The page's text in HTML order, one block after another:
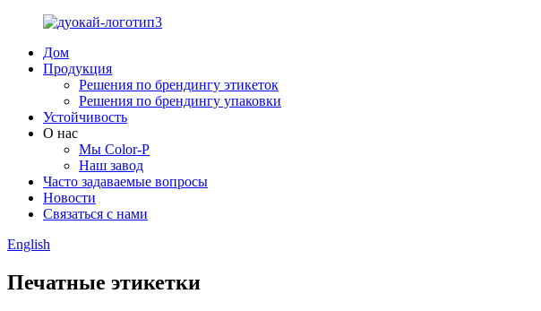
Дом
Продукция
Решения по брендингу этикеток
Решения по брендингу упаковки
Устойчивость
О нас
Мы Color-P
Наш завод
Часто задаваемые вопросы
Новости
Связаться с нами
English
Печатные этикетки